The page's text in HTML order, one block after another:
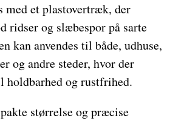
med et plastovertræk, der
ridser og slæbespor på sarte
kan anvendes til både, udhuse,
og andre steder, hvor der
holdbarhed og rustfrihed.
størrelse og præcise